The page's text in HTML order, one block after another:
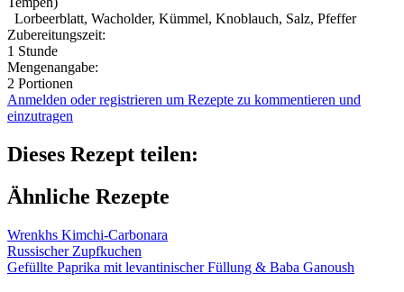
Lorbeerblatt, Wacholder, Kümmel, Knoblauch, Salz, Pfeffer
Zubereitungszeit:
1 Stunde
Mengenangabe:
2 Portionen
Anmelden oder registrieren um Rezepte zu kommentieren und
einzutragen
Dieses Rezept teilen:
Ähnliche Rezepte
Wrenkhs Kimchi-Carbonara
Russischer Zupfkuchen
Gefüllte Paprika mit levantinischer Füllung & Baba Ganoush